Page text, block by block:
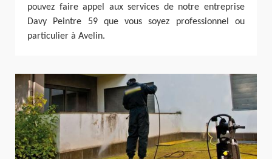
pouvez faire appel aux services de notre entreprise
Davy Peintre 59 que vous soyez professionnel ou
particulier à Avelin.